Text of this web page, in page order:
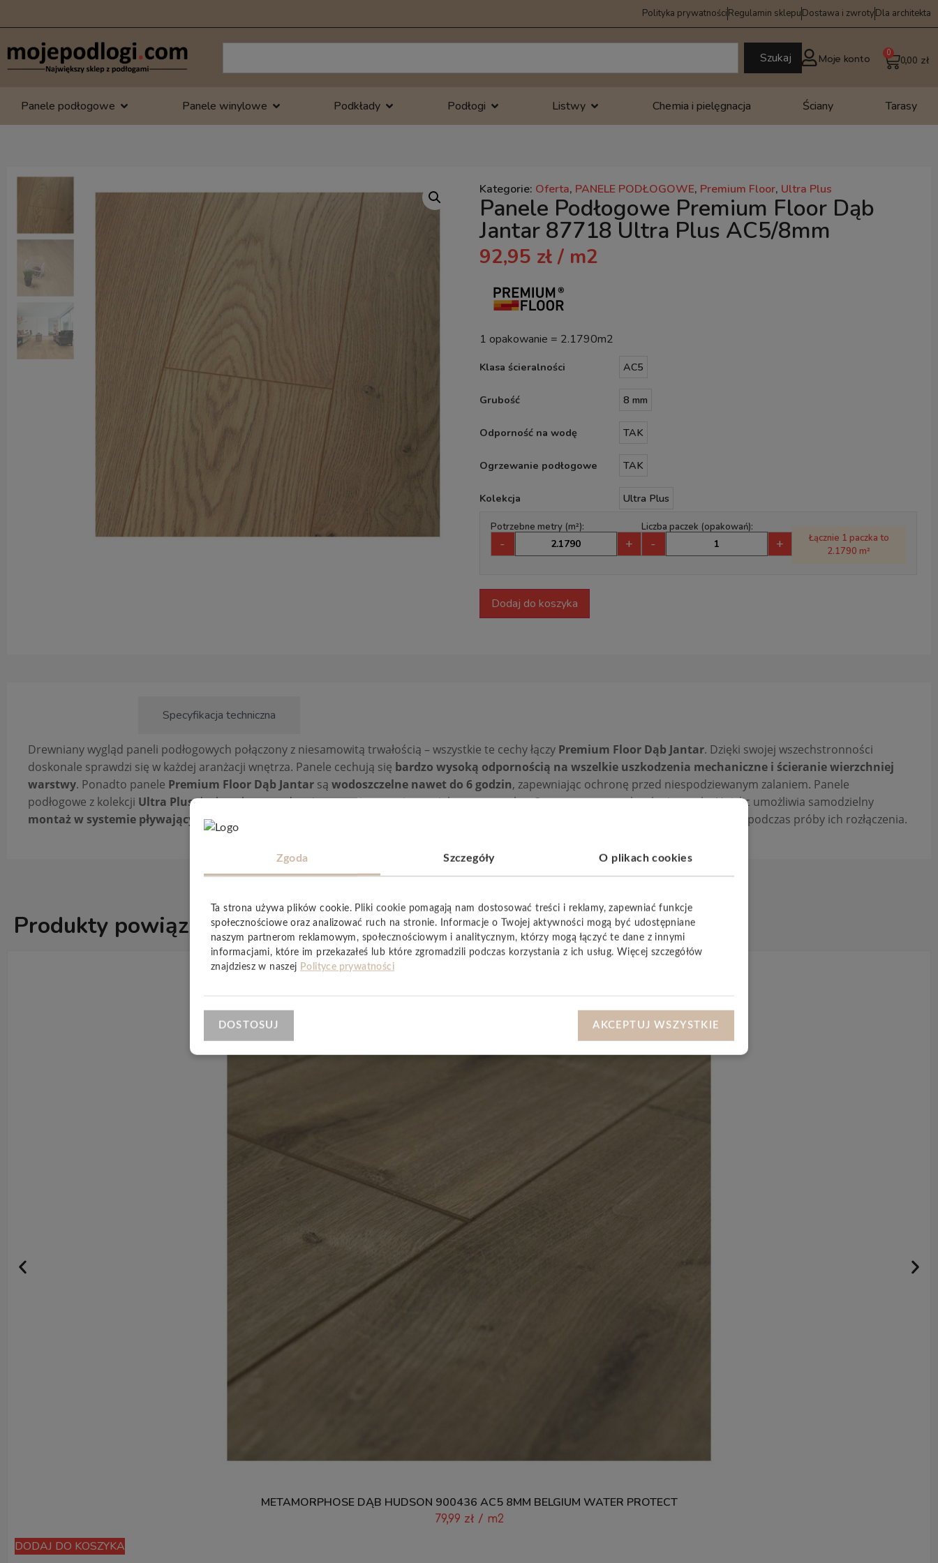
Polityka prywatnościRegulamin sklepuDostawa i zwrotyDla architekta
Szukaj Moje konto 0,00 zł
0
Panele podłogowe Panele winylowe Podkłady Podłogi Listwy Chemia i pielęgnacja Ściany Tarasy
Kategorie: Oferta, PANELE PODŁOGOWE, Premium Floor, Ultra Plus
Panele Podłogowe Premium Floor Dąb
Jantar 87718 Ultra Plus AC5/8mm
92,95 zł/ m2
1 opakowanie = 2.1790m2
Klasa ścieralności AC5
Grubość 8 mm
Odporność na wodę TAK
Ogrzewanie podłogowe TAK
Kolekcja Ultra Plus
Potrzebne metry (m²):
- +
Liczba paczek (opakowań):
- +
Łącznie 1 paczka to
2.1790 m²
Dodaj do koszyka
Specyfikacja techniczna
Drewniany wygląd paneli podłogowych połączony z niesamowitą trwałością – wszystkie te cechy łączy Premium Floor Dąb Jantar. Dzięki swojej wszechstronności
doskonale sprawdzi się w każdej aranżacji wnętrza. Panele cechują się bardzo wysoką odpornością na wszelkie uszkodzenia mechaniczne i ścieranie wierzchniej
warstwy. Ponadto panele Premium Floor Dąb Jantar są wodoszczelne nawet do 6 godzin, zapewniając ochronę przed niespodziewanym zalaniem. Panele
podłogowe z kolekcji Ultra Plusdoskonale sprawdzą się w pomieszczeniu o zwiększonym ruchu. Opatentowana technologia zamka Uniclic umożliwia samodzielny
montaż w systemie pływającym. Pozwala na to specjalny system umożliwiający wpinanie kolejnych paneli do siebie, przy dużym oporze podczas próby ich rozłączenia.
Produkty powiązane ZOBACZ WSZYSTKIE
METAMORPHOSE DĄB HUDSON 900436 AC5 8MM BELGIUM WATER PROTECT
79,99 zł / m2
DODAJ DO KOSZYKA
Zgoda Szczegóły O plikach cookies
Ta strona używa plików cookie. Pliki cookie pomagają nam dostosować treści i reklamy, zapewniać funkcje
społecznościowe oraz analizować ruch na stronie. Informacje o Twojej aktywności mogą być udostępniane
naszym partnerom reklamowym, społecznościowym i analitycznym, którzy mogą łączyć te dane z innymi
informacjami, które im przekazałeś lub które zgromadzili podczas korzystania z ich usług. Więcej szczegółów
znajdziesz w naszej Polityce prywatności
DOSTOSUJ AKCEPTUJ WSZYSTKIE